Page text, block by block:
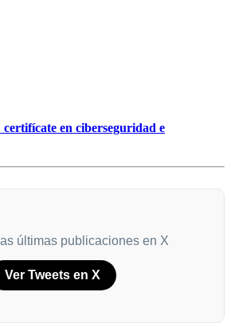
en ciberseguridad e
últimas publicaciones en X
Ver Tweets en X